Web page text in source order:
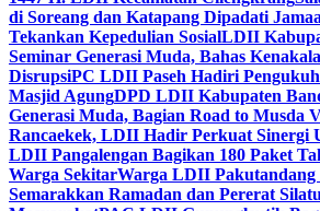
di Soreang dan Katapang Dipadati
Tekankan Kepedulian SosialLDII
Seminar Generasi Muda, Bahas
DisrupsiPC LDII Paseh Hadiri
Masjid AgungDPD LDII Kabupaten
Generasi Muda, Bagian Road to Musda
Rancaekek, LDII Hadir Perkuat Sinergi
LDII Pangalengan Bagikan 180 Paket
Warga SekitarWarga LDII Pakutandang
Semarakkan Ramadan dan Pererat